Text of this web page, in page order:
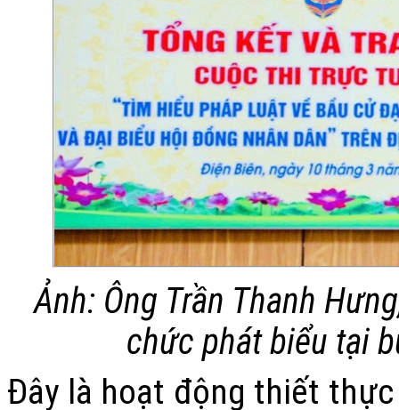
Ảnh: Ông Trần Thanh
chức phát biểu tại
Đây là hoạt động thiết